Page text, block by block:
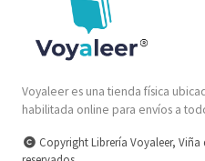
Voyaleer es una tienda física
habilitada online para envíos a
Copyright Librería Voyaleer, Viña